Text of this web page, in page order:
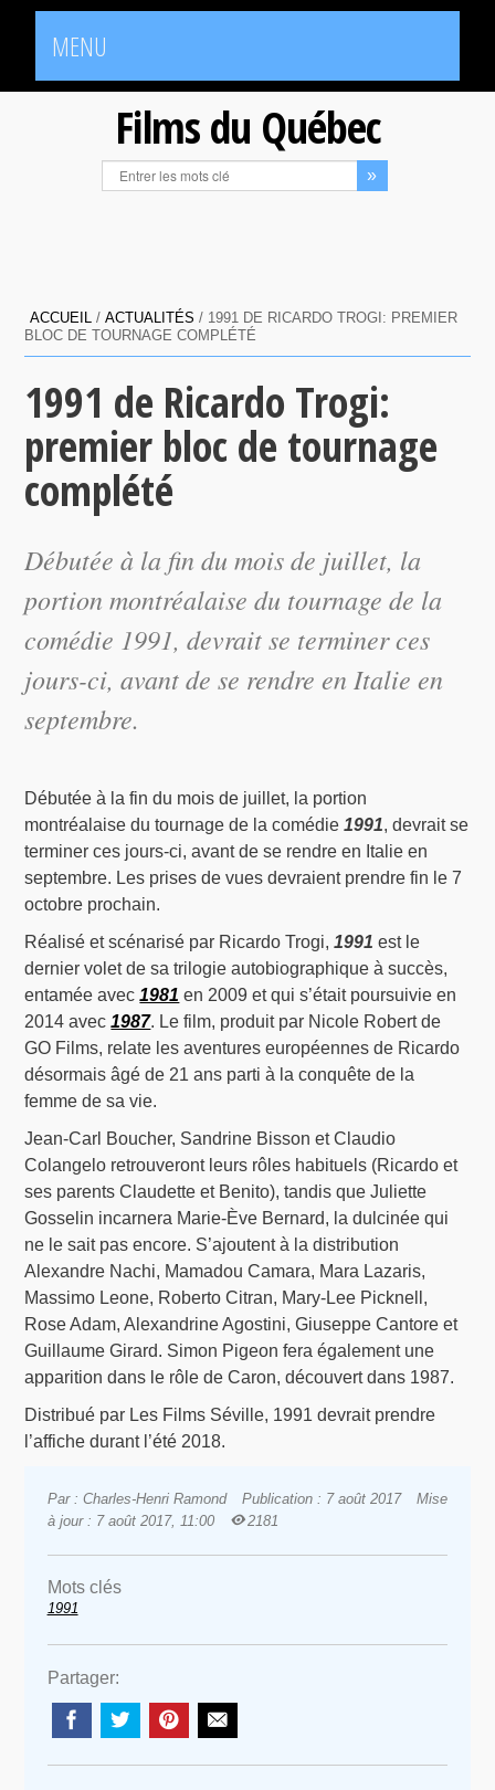
MENU
Films du Québec
ACCUEIL /ACTUALITÉS / 1991 DE RICARDO TROGI: PREMIER
BLOC DE TOURNAGE COMPLÉTÉ
1991 de Ricardo Trogi:
premier bloc de tournage
complété
Débutée à la fin du mois de juillet, la
portion montréalaise du tournage de la
comédie 1991, devrait se terminer ces
jours-ci, avant de se rendre en Italie en
septembre.
Débutée à la fin du mois de juillet, la portion
montréalaise du tournage de la comédie1991, devrait se
terminer ces jours-ci, avant de se rendre en Italie en
septembre. Les prises de vues devraient prendre fin le 7
octobre prochain.
Réalisé et scénarisé par Ricardo Trogi,1991 est le
dernier volet de sa trilogie autobiographique à succès,
entamée avec1981 en 2009 et qui s’était poursuivie en
2014 avec1987. Le film, produit par Nicole Robert de
GO Films, relate les aventures européennes de Ricardo
désormais âgé de 21 ans parti à la conquête de la
femme de sa vie.
Jean-Carl Boucher, Sandrine Bisson et Claudio
Colangelo retrouveront leurs rôles habituels (Ricardo et
ses parents Claudette et Benito), tandis que Juliette
Gosselin incarnera Marie-Ève Bernard, la dulcinée qui
ne le sait pas encore. S’ajoutent à la distribution
Alexandre Nachi, Mamadou Camara, Mara Lazaris,
Massimo Leone, Roberto Citran, Mary-Lee Picknell,
Rose Adam, Alexandrine Agostini, Giuseppe Cantore et
Guillaume Girard. Simon Pigeon fera également une
apparition dans le rôle de Caron, découvert dans 1987.
Distribué par Les Films Séville, 1991 devrait prendre
l’affiche durant l’été 2018.
Par : Charles-Henri Ramond Publication : 7 août 2017
Mise
à jour : 7 août 2017, 11:00
2181
Mots clés
1991
Partager: